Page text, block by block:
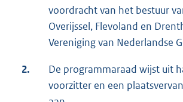
voordracht van het bestuur
Overijssel, Flevoland en
Vereniging van Nederlandse
2.
De programmaraad wijst uit
voorzitter en een